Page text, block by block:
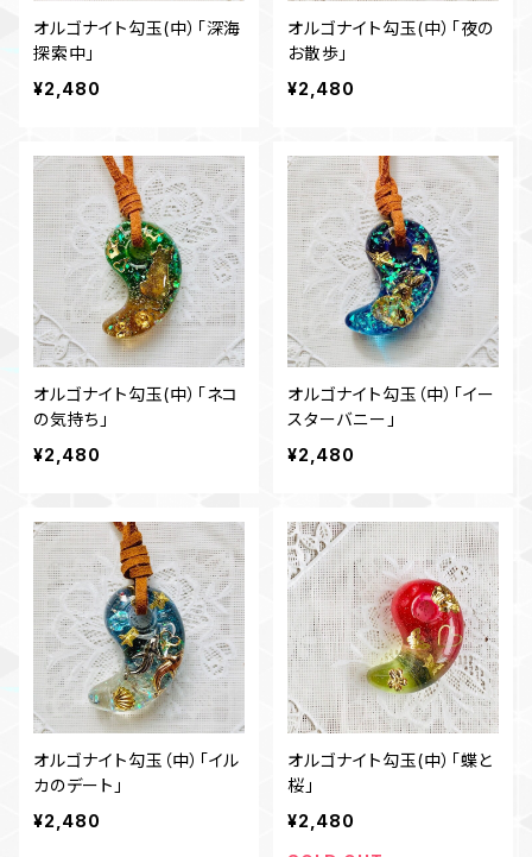
オルゴナイト勾玉(中）「深海
探索中」
¥2,480
オルゴナイト勾玉(中）「夜の
お散歩」
¥2,480
オルゴナイト勾玉(中）「ネコ
の気持ち」
¥2,480
オルゴナイト勾玉（中）「イー
スターバニー」
¥2,480
オルゴナイト勾玉（中）「イル
カのデート」
¥2,480
オルゴナイト勾玉(中）「蝶と
桜」
¥2,480